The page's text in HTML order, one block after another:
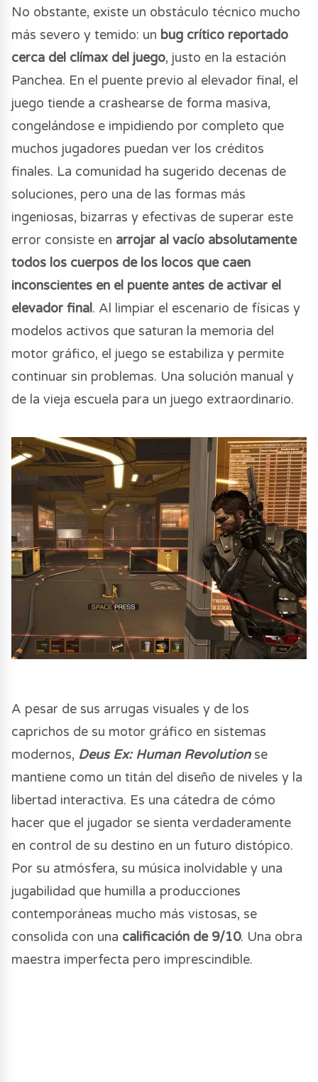
No obstante, existe un obstáculo técnico mucho
más severo y temido: un bug crítico reportado
cerca del clímax del juego, justo en la estación
Panchea. En el puente previo al elevador final, el
juego tiende a crashearse de forma masiva,
congelándose e impidiendo por completo que
muchos jugadores puedan ver los créditos
finales. La comunidad ha sugerido decenas de
soluciones, pero una de las formas más
ingeniosas, bizarras y efectivas de superar este
error consiste en arrojar al vacío absolutamente
todos los cuerpos de los locos que caen
inconscientes en el puente antes de activar el
elevador final. Al limpiar el escenario de físicas y
modelos activos que saturan la memoria del
motor gráfico, el juego se estabiliza y permite
continuar sin problemas. Una solución manual y
de la vieja escuela para un juego extraordinario.
A pesar de sus arrugas visuales y de los
caprichos de su motor gráfico en sistemas
modernos, Deus Ex: Human Revolutionse
mantiene como un titán del diseño de niveles y la
libertad interactiva. Es una cátedra de cómo
hacer que el jugador se sienta verdaderamente
en control de su destino en un futuro distópico.
Por su atmósfera, su música inolvidable y una
jugabilidad que humilla a producciones
contemporáneas mucho más vistosas, se
consolida con una calificación de 9/10. Una obra
maestra imperfecta pero imprescindible.